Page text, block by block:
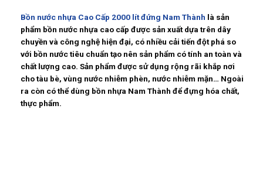
Bồn nước nhựa Cao Cấp 2000 lít đứng Nam Thành là sản
phẩm bồn nước nhựa cao cấp được sản xuất dựa trên dây
chuyền và công nghệ hiện đại, có nhiều cải tiến đột phá so
với bồn nước tiêu chuẩn tạo nên sản phẩm có tính an toàn và
chất lượng cao. Sản phẩm được sử dụng rộng rãi khắp nơi
cho tàu bè, vùng nước nhiễm phèn, nước nhiễm mặn… Ngoài
ra còn có thể dùng bồn nhựa Nam Thành để đựng hóa chất,
thực phẩm.